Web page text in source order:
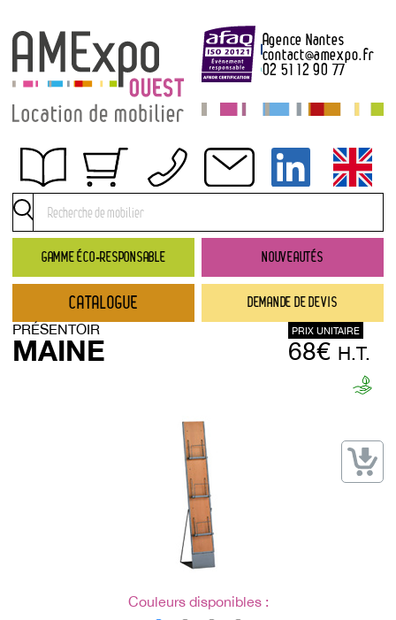
GAMME ÉCO-RESPONSABLE NOUVEAUTÉS
DEMANDE DE DEVIS
Agence Nantes
contact@amexpo.fr
02 51 12 90 77
Obtenir un devis
Conditions générales de location
Conditions de règlement
Contact
Catalogue
→ Nouveautés
→ Gamme éco-responsable
CATALOGUE
PRÉSENTOIR
MAINE
PRIX UNITAIRE
68€ H.T.
Couleurs disponibles :